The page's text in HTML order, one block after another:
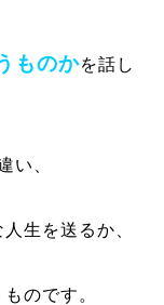
ものかを話し
い、
生を送るか、
のです。